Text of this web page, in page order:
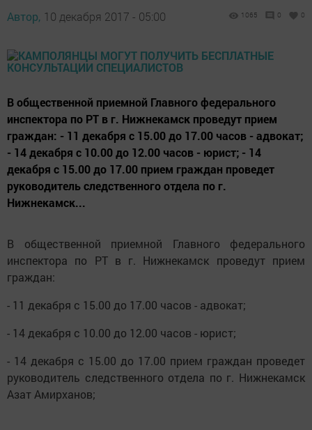
Автор, 10 декабря 2017 - 05:00 1065 0 0
В общественной приемной Главного федерального
инспектора по РТ в г. Нижнекамск проведут прием
граждан: - 11 декабря с 15.00 до 17.00 часов - адвокат;
- 14 декабря с 10.00 до 12.00 часов - юрист; - 14
декабря с 15.00 до 17.00 прием граждан проведет
руководитель следственного отдела по г.
Нижнекамск...
В общественной приемной Главного федерального
инспектора по РТ в г. Нижнекамск проведут прием
граждан:
- 11 декабря с 15.00 до 17.00 часов - адвокат;
- 14 декабря с 10.00 до 12.00 часов - юрист;
- 14 декабря с 15.00 до 17.00 прием граждан проведет
руководитель следственного отдела по г. Нижнекамск
Азат Амирханов;